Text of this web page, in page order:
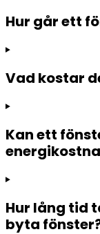
Hur går ett
Vad kostar
Kan ett
Hur lång tid
byta